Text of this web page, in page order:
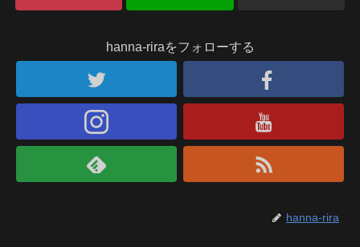
hanna-riraをフォローする
hanna-rira